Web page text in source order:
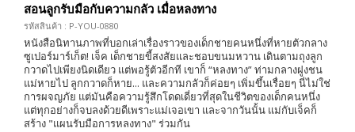
สอนลูกรับมือกับความกลัว เมื่อหลงทาง
รหัสสินค้า : P-YOU-0880
หนังสือนิทานภาพที่บอกเล่าเรื่องราวของเด็กชายคนหนึ่งที่หายตัวกลาง
ซูเปอร์มาร์เก็ต! เจ็ค เด็กชายขี้สงสัยและชอบขนมหวาน เดินตามถุงลูก
กวาดไปเพียงนิดเดียว แต่พอรู้ตัวอีกที เขาก็ “หลงทาง” ท่ามกลางฝูงชน
แม่หายไป ลูกกวาดก็หาย... และความกลัวก็ค่อยๆ เพิ่มขึ้นเรื่อยๆ นี่ไม่ใช่
การผจญภัย แต่มันคือความรู้สึกโดดเดี่ยวที่สุดในชีวิตของเด็กคนหนึ่ง
แต่ทุกอย่างก็จบลงด้วยดีเพราะแม่เจอเขา และจากวันนั้น แม่กับเจ็คก็
สร้าง "แผนรับมือการหลงทาง" ร่วมกัน